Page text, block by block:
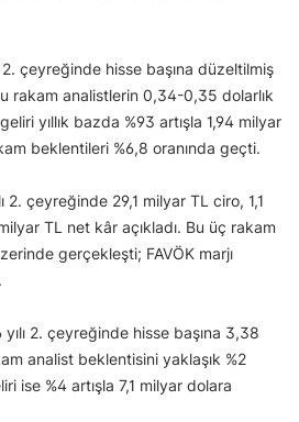
2. çeyreğinde hisse başına düzeltilmiş
rakam analistlerin 0,34-0,35 dolarlık
yıllık bazda %93 artışla 1,94 milyar
beklentileri %6,8 oranında geçti.
2. çeyreğinde 29,1 milyar TL ciro, 1,1
TL net kâr açıkladı. Bu üç rakam
gerçekleşti; FAVÖK marjı
yılı 2. çeyreğinde hisse başına 3,38
analist beklentisini yaklaşık %2
ise %4 artışla 7,1 milyar dolara